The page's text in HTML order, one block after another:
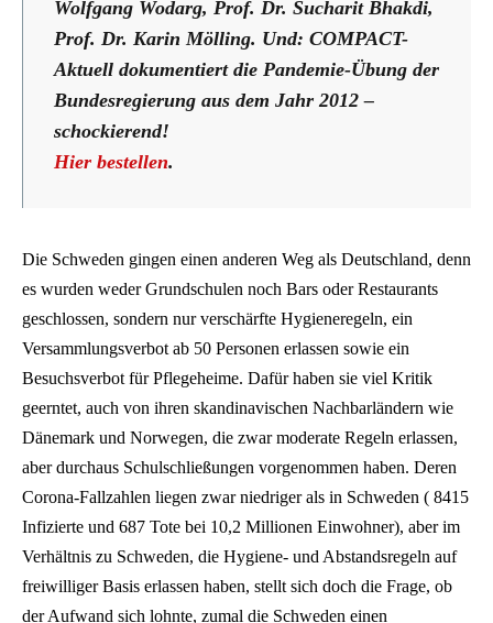
Wolfgang Wodarg, Prof. Dr. Sucharit Bhakdi,
Prof. Dr. Karin Mölling. Und: COMPACT-
Aktuell dokumentiert die Pandemie-Übung der
Bundesregierung aus dem Jahr 2012 –
schockierend!
Hier bestellen.
Die Schweden gingen einen anderen Weg als Deutschland, denn
es wurden weder Grundschulen noch Bars oder Restaurants
geschlossen, sondern nur verschärfte Hygieneregeln, ein
Versammlungsverbot ab 50 Personen erlassen sowie ein
Besuchsverbot für Pflegeheime. Dafür haben sie viel Kritik
geerntet, auch von ihren skandinavischen Nachbarländern wie
Dänemark und Norwegen, die zwar moderate Regeln erlassen,
aber durchaus Schulschließungen vorgenommen haben. Deren
Corona-Fallzahlen liegen zwar niedriger als in Schweden ( 8415
Infizierte und 687 Tote bei 10,2 Millionen Einwohner), aber im
Verhältnis zu Schweden, die Hygiene- und Abstandsregeln auf
freiwilliger Basis erlassen haben, stellt sich doch die Frage, ob
der Aufwand sich lohnte, zumal die Schweden einen